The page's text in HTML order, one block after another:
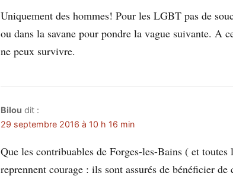
Uniquement des hommes! Pour les LGBT pas de
ou dans la savane pour pondre la vague suivante. A
ne peux survivre.
Bilou dit :
29 septembre 2016 à 10 h 16 min
Que les contribuables de Forges-les-Bains ( et toutes
reprennent courage : ils sont assurés de bénéficier